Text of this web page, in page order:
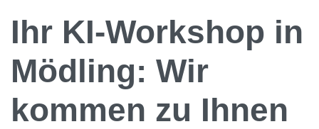
Ihr KI-Workshop in
Mödling: Wir
kommen zu Ihnen